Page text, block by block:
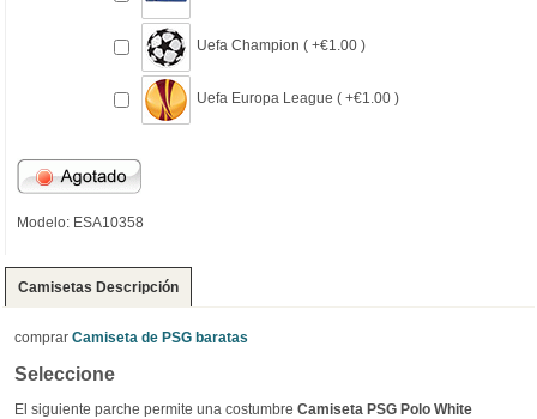
Uefa Champion ( +€1.00 )
Uefa Europa League ( +€1.00 )
Modelo: ESA10358
Camisetas Descripción
comprar Camiseta de PSG baratas
Seleccione
El siguiente parche permite una costumbre Camiseta PSG Polo White